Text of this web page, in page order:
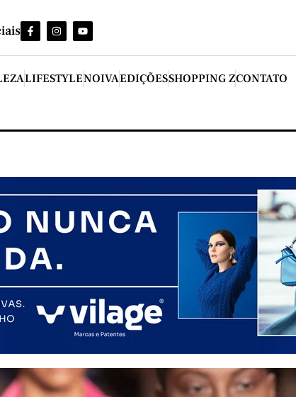
LIFESTYLENOIVAEDIÇÕESSHOPPING ZCONTATO